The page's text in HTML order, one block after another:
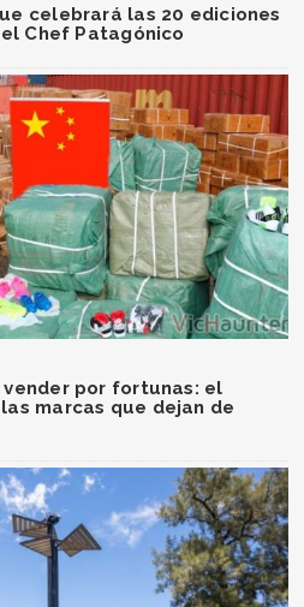
celebrará las 20 ediciones
Chef Patagónico
por fortunas: el
marcas que dejan de